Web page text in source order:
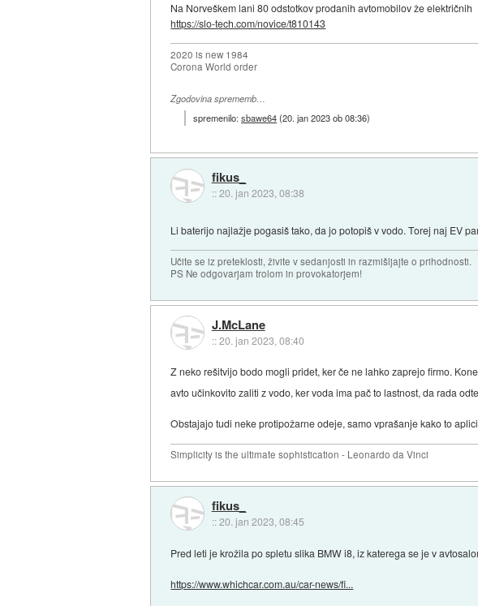
Na Norveškem lani 80 odstotkov prodanih avtomobilov že električnih
https://slo-tech.com/novice/t810143
2020 is new 1984
Corona World order
Zgodovina sprememb…
spremenilo:sbawe64(20. jan 2023 ob 08:36)
fikus_
::20. jan 2023, 08:38
Li baterijo najlažje pogasiš tako, da jo potopiš v vodo. Torej naj EV
Učite se iz preteklosti, živite v sedanjosti in razmišljajte o prihodnosti.
PS Ne odgovarjam trolom in provokatorjem!
J.McLane
::20. jan 2023, 08:40
Z neko rešitvijo bodo mogli pridet, ker če ne lahko zaprejo firmo.
avto učinkovito zaliti z vodo, ker voda ima pač to lastnost, da rada
Obstajajo tudi neke protipožarne odeje, samo vprašanje kako to
Simplicity is the ultimate sophistication - Leonardo da Vinci
fikus_
::20. jan 2023, 08:45
Pred leti je krožila po spletu slika BMW i8, iz katerega se je v
https://www.whichcar.com.au/car-news/fi...